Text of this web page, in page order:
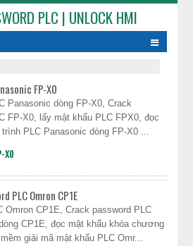
PLC | UNLOCK HMI
FP-X0
Panasonic dòng FP-X0, Crack
FP-X0, lấy mật khẩu PLC FPX0, đọc
PLC Panasonic dòng FP-X0 ...
X0
PLC Omron CP1E
Omron CP1E, Crack password PLC
CP1E, đọc mật khẩu khóa chương
giải mã mật khẩu PLC Omr...